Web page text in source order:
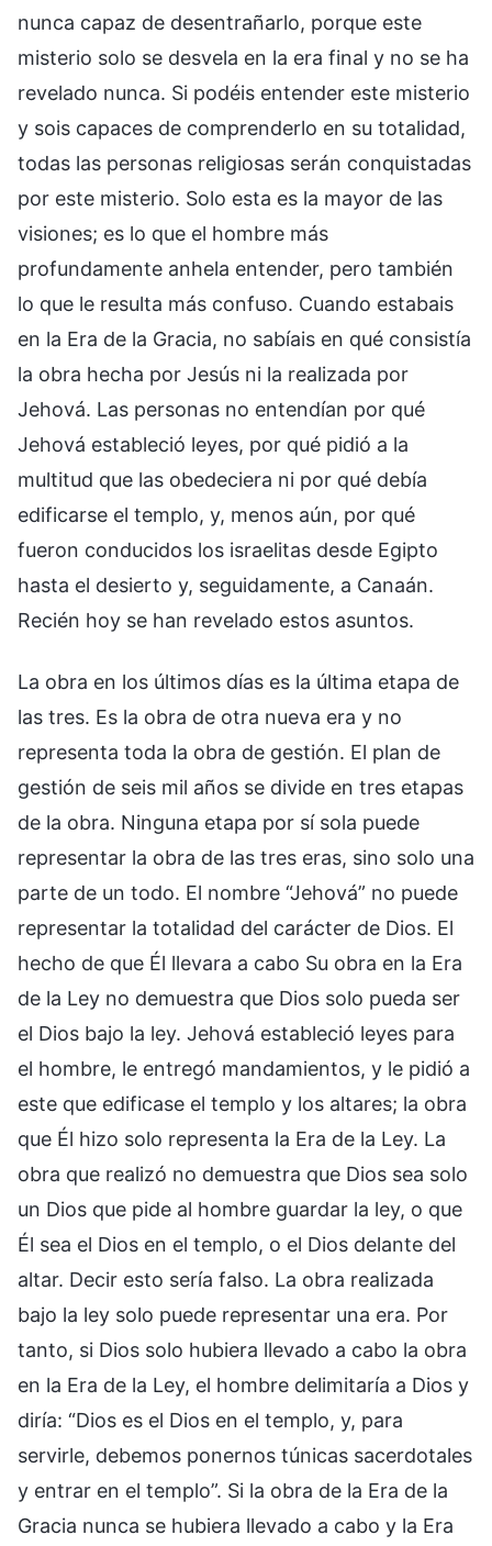
nunca capaz de desentrañarlo, porque este
misterio solo se desvela en la era final y no se ha
revelado nunca. Si podéis entender este misterio
y sois capaces de comprenderlo en su totalidad,
todas las personas religiosas serán conquistadas
por este misterio. Solo esta es la mayor de las
visiones; es lo que el hombre más
profundamente anhela entender, pero también
lo que le resulta más confuso. Cuando estabais
en la Era de la Gracia, no sabíais en qué consistía
la obra hecha por Jesús ni la realizada por
Jehová. Las personas no entendían por qué
Jehová estableció leyes, por qué pidió a la
multitud que las obedeciera ni por qué debía
edificarse el templo, y, menos aún, por qué
fueron conducidos los israelitas desde Egipto
hasta el desierto y, seguidamente, a Canaán.
Recién hoy se han revelado estos asuntos.
La obra en los últimos días es la última etapa de
las tres. Es la obra de otra nueva era y no
representa toda la obra de gestión. El plan de
gestión de seis mil años se divide en tres etapas
de la obra. Ninguna etapa por sí sola puede
representar la obra de las tres eras, sino solo una
parte de un todo. El nombre “Jehová” no puede
representar la totalidad del carácter de Dios. El
hecho de que Él llevara a cabo Su obra en la Era
de la Ley no demuestra que Dios solo pueda ser
el Dios bajo la ley. Jehová estableció leyes para
el hombre, le entregó mandamientos, y le pidió a
este que edificase el templo y los altares; la obra
que Él hizo solo representa la Era de la Ley. La
obra que realizó no demuestra que Dios sea solo
un Dios que pide al hombre guardar la ley, o que
Él sea el Dios en el templo, o el Dios delante del
altar. Decir esto sería falso. La obra realizada
bajo la ley solo puede representar una era. Por
tanto, si Dios solo hubiera llevado a cabo la obra
en la Era de la Ley, el hombre delimitaría a Dios y
diría: “Dios es el Dios en el templo, y, para
servirle, debemos ponernos túnicas sacerdotales
y entrar en el templo”. Si la obra de la Era de la
Gracia nunca se hubiera llevado a cabo y la Era